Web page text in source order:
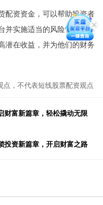
配资资金，可以帮助投资者
并实施适当的风险管理措
潜在收益，并为他们的财务
点，不代表短线股票配资观点
财富新篇章，轻松撬动无限
投资新篇章，开启财富之路